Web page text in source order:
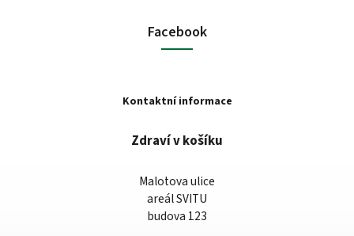
Facebook
Kontaktní informace
Zdraví v košíku
Malotova ulice
areál SVITU
budova 123